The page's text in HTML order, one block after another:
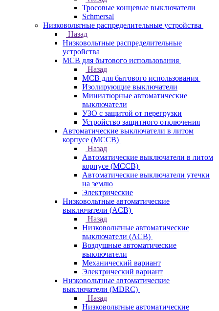
Тросовые концевые выключатели
Schmersal
Низковольтные распределительные устройства
Назад
Низковольтные распределительные
устройства
MCB для бытового использования
Назад
MCB для бытового использования
Изолирующие выключатели
Миниатюрные автоматические
выключатели
УЗО с защитой от перегрузки
Устройство защитного отключения
Автоматические выключатели в литом
корпусе (MCCB)
Назад
Автоматические выключатели в литом
корпусе (MCCB)
Автоматические выключатели утечки
на землю
Электрические
Низковольтные автоматические
выключатели (ACB)
Назад
Низковольтные автоматические
выключатели (ACB)
Воздушные автоматические
выключатели
Механический вариант
Электрический вариант
Низковольтные автоматические
выключатели (MDRC)
Назад
Низковольтные автоматические